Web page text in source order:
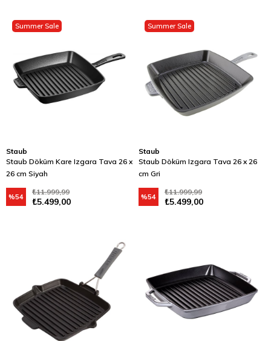
Staub
Staub Döküm Kare Izgara Tava 26 x
26 cm Siyah
₺5.499,00
₺11.999,99
%54
Summer Sale
Staub
Staub Döküm Izgara Tava 26 x 26
cm Gri
₺5.499,00
₺11.999,99
%54
Summer Sale